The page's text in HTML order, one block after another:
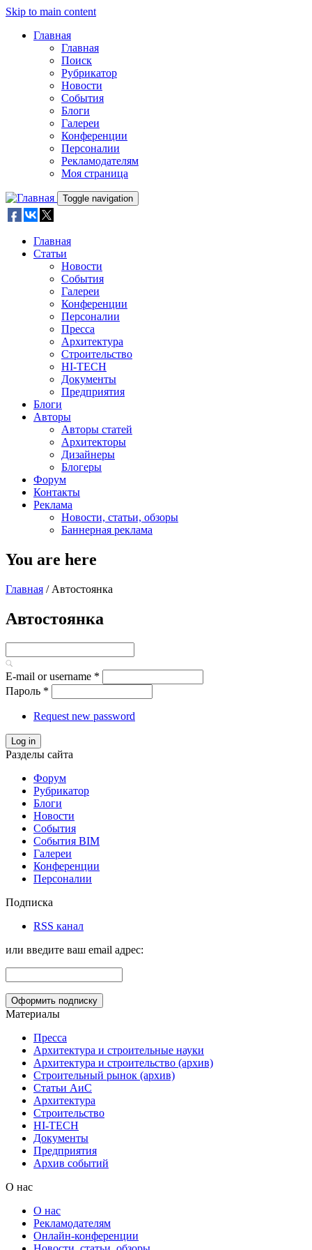
Skip to main content
Главная
Главная
Поиск
Рубрикатор
Новости
События
Блоги
Галереи
Конференции
Персоналии
Рекламодателям
Моя страница
Toggle navigation
Главная
Статьи
Новости
События
Галереи
Конференции
Персоналии
Пресса
Архитектура
Строительство
HI-TECH
Документы
Предприятия
Блоги
Авторы
Авторы статей
Архитекторы
Дизайнеры
Блогеры
Форум
Контакты
Реклама
Новости, статьи, обзоры
Баннерная реклама
You are here
Главная / Автостоянка
Автостоянка
E-mail or username *
Пароль *
Request new password
Log in
Разделы сайта
Форум
Рубрикатор
Блоги
Новости
События
События BIM
Галереи
Конференции
Персоналии
Подписка
RSS канал
или введите ваш email адрес:
Материалы
Пресса
Архитектура и строительные науки
Архитектура и строительство (архив)
Строительный рынок (архив)
Статьи АиС
Архитектура
Строительство
HI-TECH
Документы
Предприятия
Архив событий
О нас
О нас
Рекламодателям
Онлайн-конференции